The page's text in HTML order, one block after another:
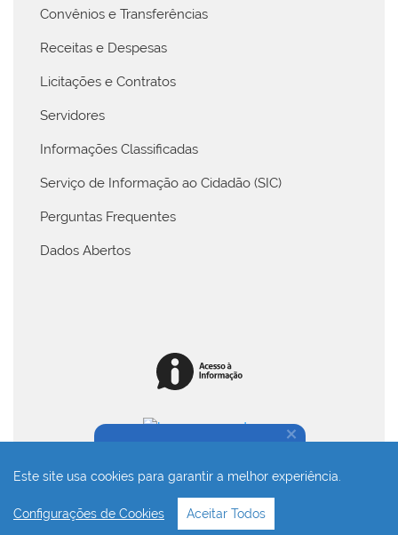
Este site usa cookies para garantir a melhor experiência.
Configurações de Cookies Aceitar Todos
Convênios e Transferências
Receitas e Despesas
Licitações e Contratos
Servidores
Informações Classificadas
Serviço de Informação ao Cidadão (SIC)
Perguntas Frequentes
Dados Abertos
Desenvolvido com o CMS de código aberto